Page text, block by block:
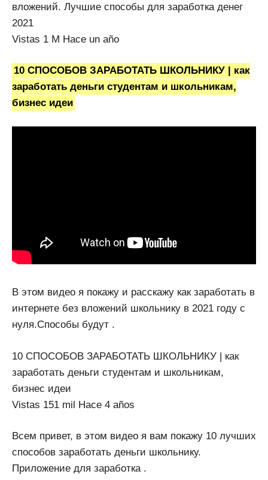
вложений. Лучшие способы для заработка денег
2021
Vistas 1 M Hace un año
10 СПОСОБОВ ЗАРАБОТАТЬ ШКОЛЬНИКУ | как
заработать деньги студентам и школьникам,
бизнес идеи
В этом видео я покажу и расскажу как заработать в
интернете без вложений школьнику в 2021 году с
нуля.Способы будут .
10 СПОСОБОВ ЗАРАБОТАТЬ ШКОЛЬНИКУ | как
заработать деньги студентам и школьникам,
бизнес идеи
Vistas 151 mil Hace 4 años
Всем привет, в этом видео я вам покажу 10 лучших
способов заработать деньги школьнику.
Приложение для заработка .